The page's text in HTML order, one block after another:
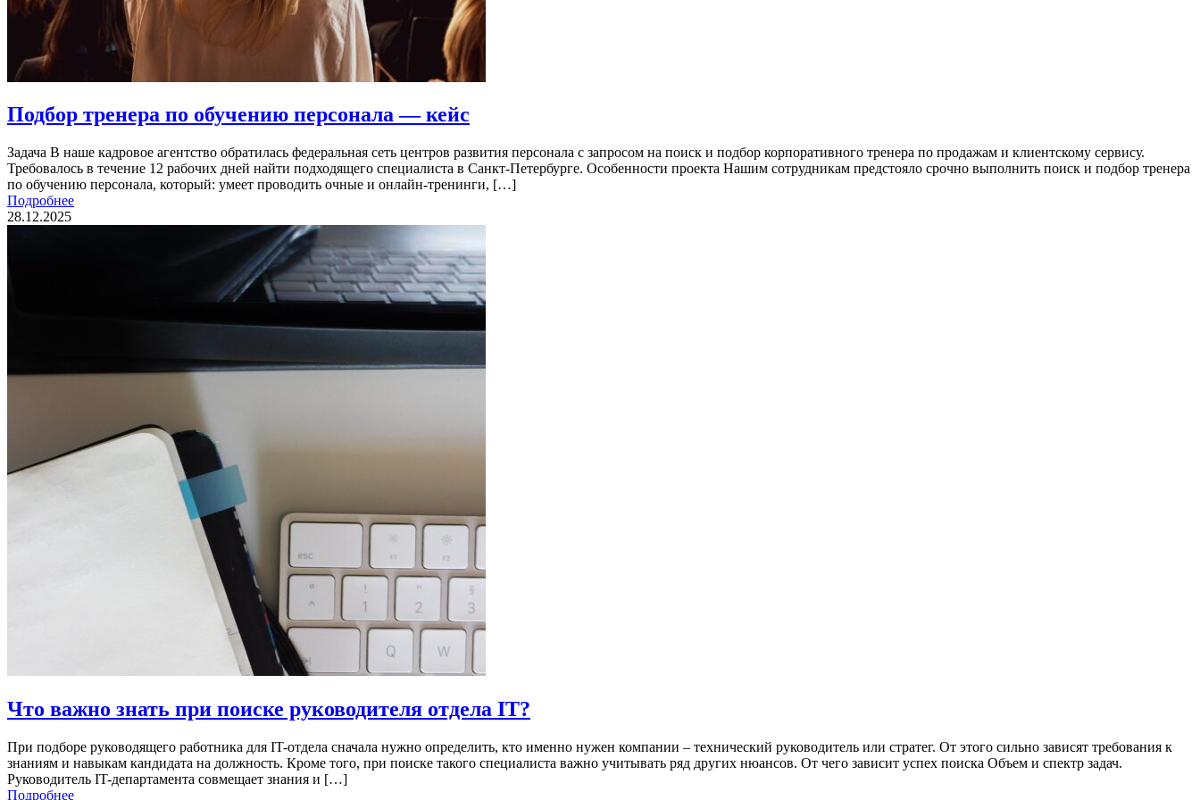
Подбор тренера по обучению персонала — кейс
Задача В наше кадровое агентство обратилась федеральная сеть центров развития персонала с запросом на поиск и подбор корпоративного тренера по продажам и клиентскому сервису.
Требовалось в течение 12 рабочих дней найти подходящего специалиста в Санкт-Петербурге. Особенности проекта Нашим сотрудникам предстояло срочно выполнить поиск и подбор тренера
по обучению персонала, который: умеет проводить очные и онлайн-тренинги, […]
Подробнее
28.12.2025
Что важно знать при поиске руководителя отдела IT?
При подборе руководящего работника для IT-отдела сначала нужно определить, кто именно нужен компании – технический руководитель или стратег. От этого сильно зависят требования к
знаниям и навыкам кандидата на должность. Кроме того, при поиске такого специалиста важно учитывать ряд других нюансов. От чего зависит успех поиска Объем и спектр задач.
Руководитель IT-департамента совмещает знания и […]
Подробнее